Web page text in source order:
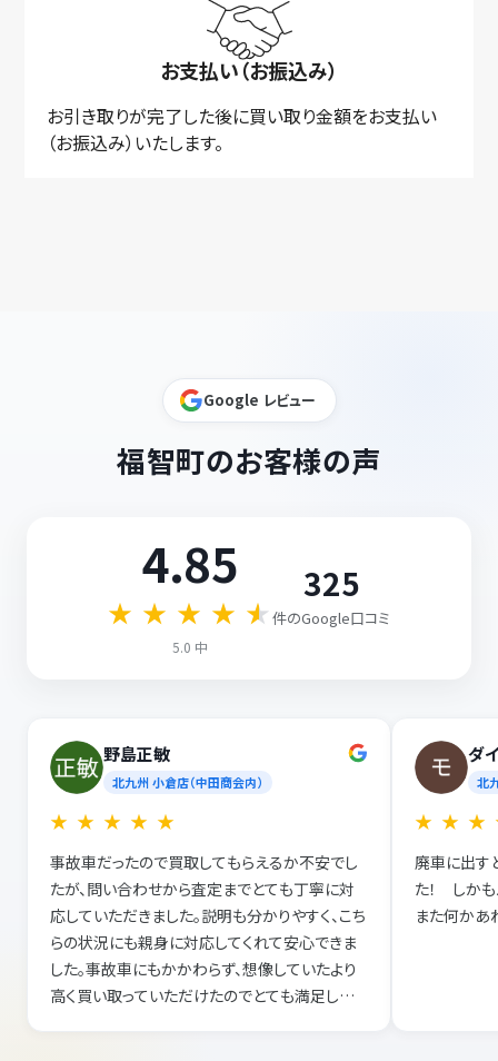
お支払い（お振込み）
お引き取りが完了した後に買い取り金額をお支払い
（お振込み）いたします。
Google レビュー
福智町のお客様の声
4.85
★ ★ ★ ★ ★
5.0 中
325
件のGoogle口コミ
野島正敏
北九州 小倉店（中田商会内）
★ ★ ★ ★ ★
事故車だったので買取してもらえるか不安でし
たが、問い合わせから査定までとても丁寧に対
応していただきました。説明も分かりやすく、こち
らの状況にも親身に対応してくれて安心できま
した。事故車にもかかわらず、想像していたより
高く買い取っていただけたのでとても満足してい
ダ
北
★ ★ ★
廃車に出す
た！ しか
また何かあ